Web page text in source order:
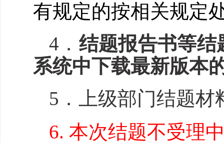
有规定的按相关规定
4 ． 结题报告书等结
系统中下载最新版本
5 ．上级部门结题
6. 本次结题不受理